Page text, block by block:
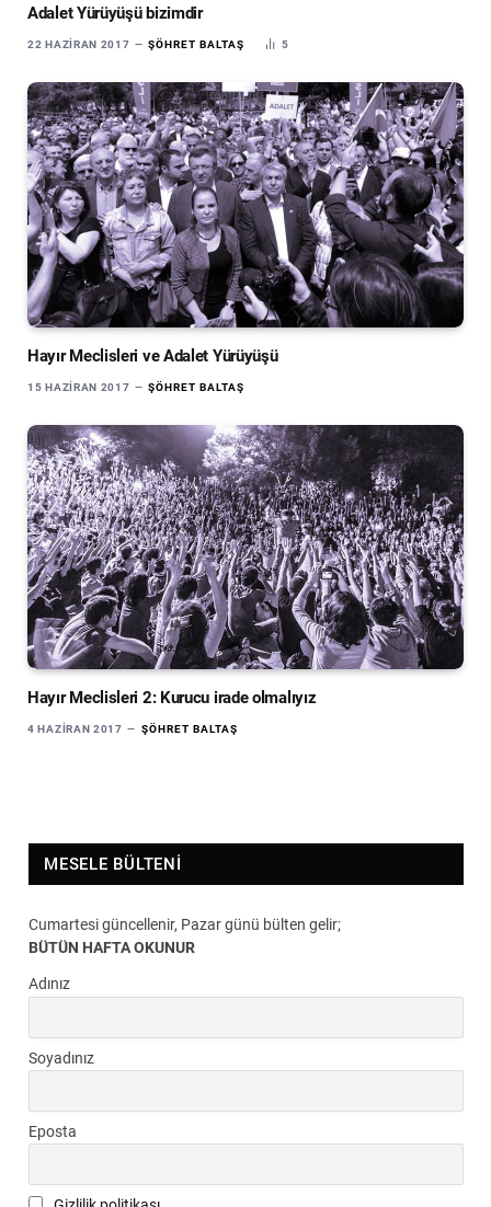
Adalet Yürüyüşü bizimdir
22 HAZIRAN 2017 ŞÖHRET BALTAŞ 5
Hayır Meclisleri ve Adalet Yürüyüşü
15 HAZIRAN 2017 ŞÖHRET BALTAŞ
Hayır Meclisleri 2: Kurucu irade olmalıyız
4 HAZIRAN 2017 ŞÖHRET BALTAŞ
MESELE BÜLTENI
Cumartesi güncellenir, Pazar günü bülten gelir;
BÜTÜN HAFTA OKUNUR
Adınız
Soyadınız
Eposta